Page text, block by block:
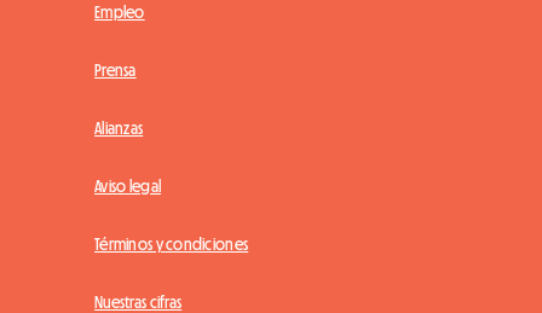
Empleo
Prensa
Alianzas
Aviso legal
Términos y condiciones
Nuestras cifras